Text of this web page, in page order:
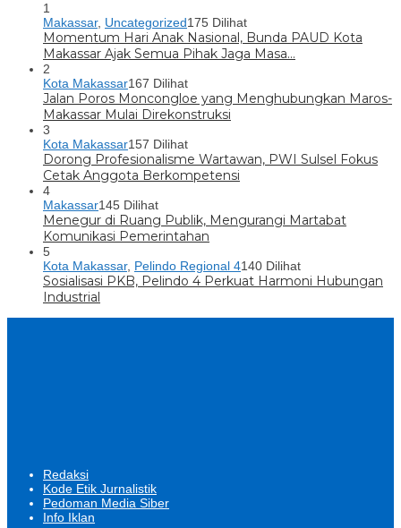
1
Makassar, Uncategorized175 Dilihat
Momentum Hari Anak Nasional, Bunda PAUD Kota
Makassar Ajak Semua Pihak Jaga Masa…
2
Kota Makassar167 Dilihat
Jalan Poros Moncongloe yang Menghubungkan Maros-
Makassar Mulai Direkonstruksi
3
Kota Makassar157 Dilihat
Dorong Profesionalisme Wartawan, PWI Sulsel Fokus
Cetak Anggota Berkompetensi
4
Makassar145 Dilihat
Menegur di Ruang Publik, Mengurangi Martabat
Komunikasi Pemerintahan
5
Kota Makassar, Pelindo Regional 4140 Dilihat
Sosialisasi PKB, Pelindo 4 Perkuat Harmoni Hubungan
Industrial
Redaksi
Kode Etik Jurnalistik
Pedoman Media Siber
Info Iklan